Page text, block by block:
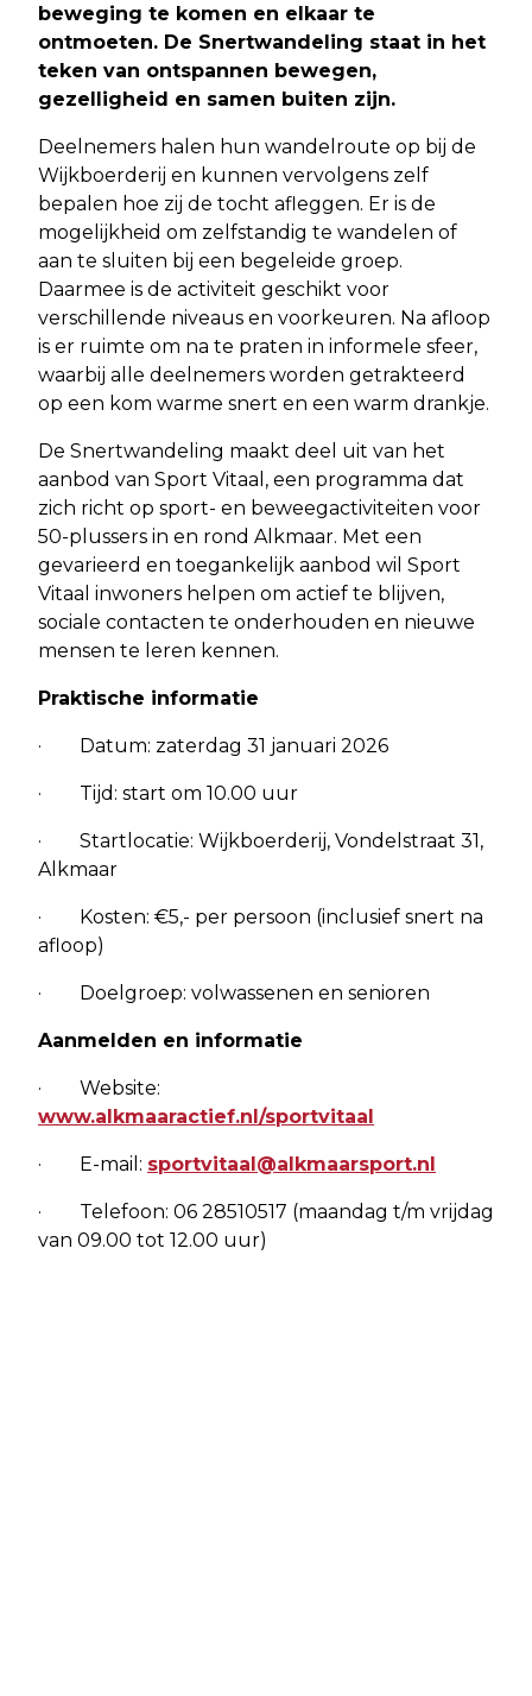
beweging te komen en elkaar te
ontmoeten. De Snertwandeling staat in het
teken van ontspannen bewegen,
gezelligheid en samen buiten zijn.
Deelnemers halen hun wandelroute op bij de
Wijkboerderij en kunnen vervolgens zelf
bepalen hoe zij de tocht afleggen. Er is de
mogelijkheid om zelfstandig te wandelen of
aan te sluiten bij een begeleide groep.
Daarmee is de activiteit geschikt voor
verschillende niveaus en voorkeuren. Na afloop
is er ruimte om na te praten in informele sfeer,
waarbij alle deelnemers worden getrakteerd
op een kom warme snert en een warm drankje.
De Snertwandeling maakt deel uit van het
aanbod van Sport Vitaal, een programma dat
zich richt op sport- en beweegactiviteiten voor
50-plussers in en rond Alkmaar. Met een
gevarieerd en toegankelijk aanbod wil Sport
Vitaal inwoners helpen om actief te blijven,
sociale contacten te onderhouden en nieuwe
mensen te leren kennen.
Praktische informatie
· Datum: zaterdag 31 januari 2026
· Tijd: start om 10.00 uur
· Startlocatie: Wijkboerderij, Vondelstraat 31,
Alkmaar
· Kosten: €5,- per persoon (inclusief snert na
afloop)
· Doelgroep: volwassenen en senioren
Aanmelden en informatie
· Website:
www.alkmaaractief.nl/sportvitaal
· E-mail: sportvitaal@alkmaarsport.nl
· Telefoon: 06 28510517 (maandag t/m vrijdag
van 09.00 tot 12.00 uur)